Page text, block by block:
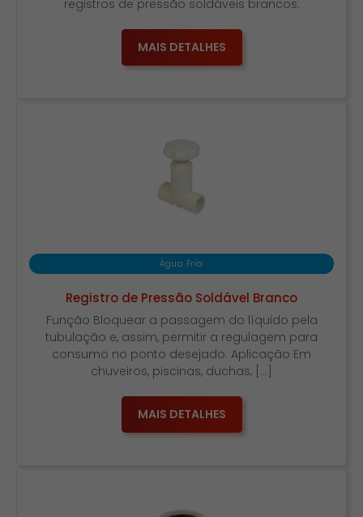
registros de pressão soldáveis brancos.
MAIS DETALHES
Água Fria
Registro de Pressão Soldável Branco
Função Bloquear a passagem do líquido pela
tubulação e, assim, permitir a regulagem para
consumo no ponto desejado. Aplicação Em
chuveiros, piscinas, duchas, […]
MAIS DETALHES